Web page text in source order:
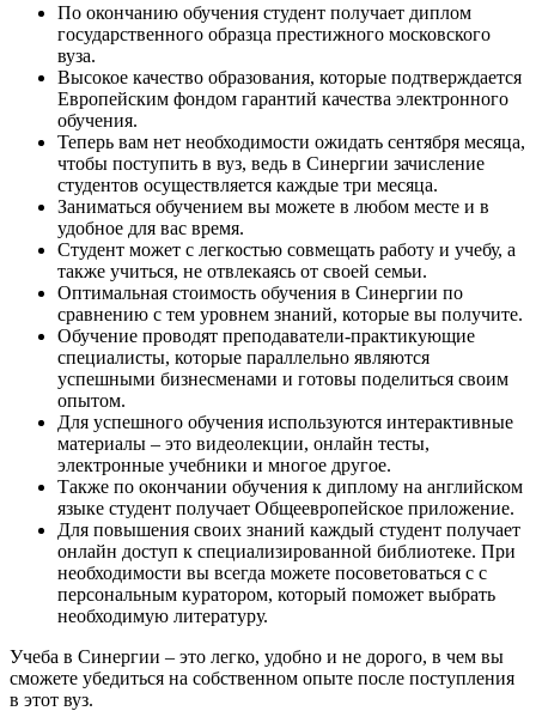
По окончанию обучения студент получает диплом
государственного образца престижного московского
вуза.
Высокое качество образования, которые подтверждается
Европейским фондом гарантий качества электронного
обучения.
Теперь вам нет необходимости ожидать сентября месяца,
чтобы поступить в вуз, ведь в Синергии зачисление
студентов осуществляется каждые три месяца.
Заниматься обучением вы можете в любом месте и в
удобное для вас время.
Студент может с легкостью совмещать работу и учебу, а
также учиться, не отвлекаясь от своей семьи.
Оптимальная стоимость обучения в Синергии по
сравнению с тем уровнем знаний, которые вы получите.
Обучение проводят преподаватели-практикующие
специалисты, которые параллельно являются
успешными бизнесменами и готовы поделиться своим
опытом.
Для успешного обучения используются интерактивные
материалы – это видеолекции, онлайн тесты,
электронные учебники и многое другое.
Также по окончании обучения к диплому на английском
языке студент получает Общеевропейское приложение.
Для повышения своих знаний каждый студент получает
онлайн доступ к специализированной библиотеке. При
необходимости вы всегда можете посоветоваться с с
персональным куратором, который поможет выбрать
необходимую литературу.
Учеба в Синергии – это легко, удобно и не дорого, в чем вы
сможете убедиться на собственном опыте после поступления
в этот вуз.